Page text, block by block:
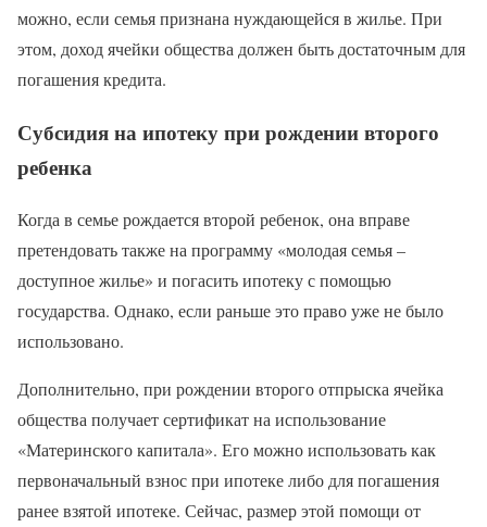
можно, если семья признана нуждающейся в жилье. При
этом, доход ячейки общества должен быть достаточным для
погашения кредита.
Субсидия на ипотеку при рождении второго
ребенка
Когда в семье рождается второй ребенок, она вправе
претендовать также на программу «молодая семья –
доступное жилье» и погасить ипотеку с помощью
государства. Однако, если раньше это право уже не было
использовано.
Дополнительно, при рождении второго отпрыска ячейка
общества получает сертификат на использование
«Материнского капитала». Его можно использовать как
первоначальный взнос при ипотеке либо для погашения
ранее взятой ипотеке. Сейчас, размер этой помощи от